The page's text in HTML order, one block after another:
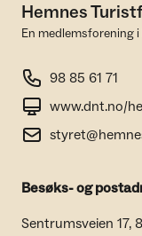
Hemnes
En medlemsforening
98 85 61 71
www.dnt.no/
Besøks- og
Sentrumsveien 17,